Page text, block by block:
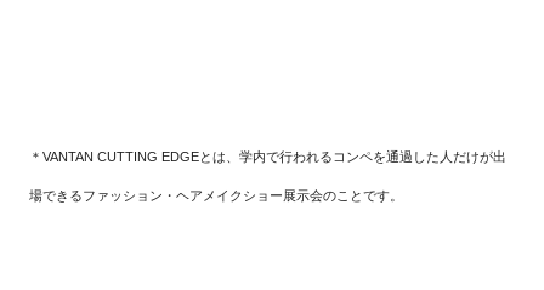
＊ VANTAN CUTTING EDGEとは、学内で行われるコンペを通過した人だけが出
場できるファッション・ヘアメイクショー展示会のことです。